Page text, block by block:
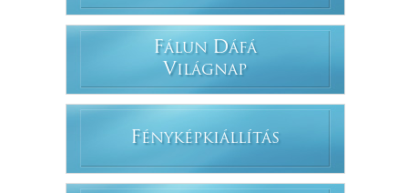
FÁLUN DÁFÁ
VILÁGNAP
FÉNYKÉPKIÁLLÍTÁS